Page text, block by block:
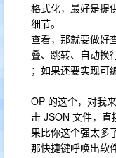
格式化，最好是提
细节。
查看，那就要做好
叠、跳转、自动换
；如果还要实现可
OP 的这个，对我
击 JSON 文件，
果比你这个强太多
那快捷键呼唤出软